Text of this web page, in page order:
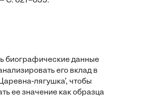
биографические данные
его вклад в
лягушка', чтобы
ее значение как образца